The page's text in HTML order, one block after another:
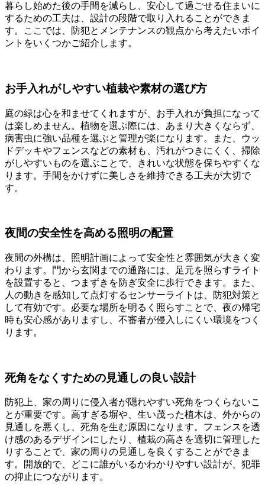
暮らし始めた後の手間を減らし、安心して過ごせる住まいに
するための工夫は、設計の段階で取り入れることができま
す。ここでは、防犯とメンテナンスの観点から考えたいポイ
ントをいくつかご紹介します。
お手入れがしやすい植栽や素材の選び方
庭の緑は心を和ませてくれますが、お手入れが負担になって
は楽しめません。植物を選ぶ際には、あまり大きくならず、
病害虫に強い品種を選ぶと管理が楽になります。また、ウッ
ドデッキやフェンスなどの素材も、汚れがつきにくく、掃除
がしやすいものを選ぶことで、きれいな状態を保ちやすくな
ります。手間をかけずに美しさを維持できる工夫が大切で
す。
夜間の安全性を高める照明の配置
夜間の外構は、照明計画によって安全性と雰囲気が大きく変
わります。門から玄関までの通路には、足元を照らすライト
を設置すると、つまずきを防ぎ安全に歩行できます。また、
人の動きを感知して点灯するセンサーライトは、防犯対策と
して有効です。必要な場所を明るく照らすことで、夜の帰宅
時も安心感がありますし、不審者が侵入しにくい環境をつく
ります。
死角をなくすための見通しの良い設計
防犯上、家の周りに侵入者が隠れやすい死角をつくらないこ
とが重要です。高すぎる塀や、生い茂った植木は、外からの
見通しを悪くし、死角を生む原因になります。フェンスを透
け感のあるデザインにしたり、植栽の高さを適切に管理した
りすることで、家の周りの見通しを良くすることができま
す。開放的で、どこに誰がいるかわかりやすい設計が、犯罪
の抑止につながります。